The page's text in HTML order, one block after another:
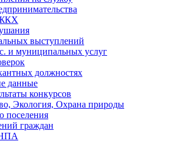
выступлений
и муниципальных услуг
должностях
данные
конкурсов
Экология, Охрана природы
поселения
граждан